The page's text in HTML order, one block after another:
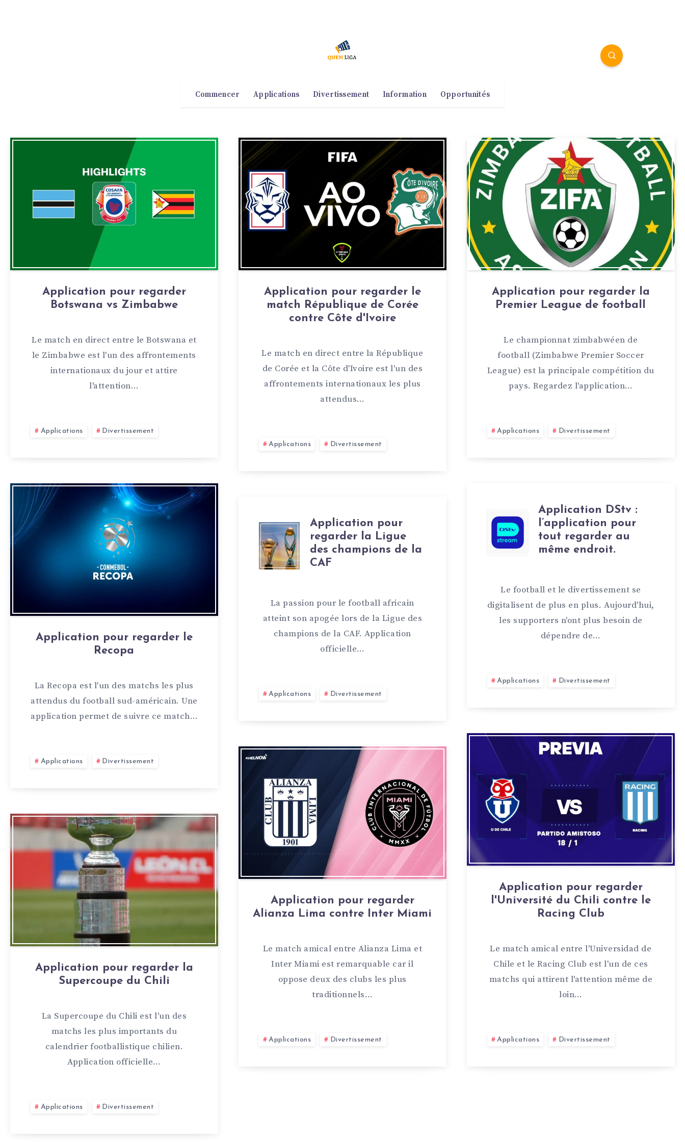
Commencer Applications Divertissement Information Opportunités
Application pour regarder
Botswana vs Zimbabwe
Le match en direct entre le Botswana et
le Zimbabwe est l'un des affrontements
internationaux du jour et attire
l'attention…
Applications Divertissement
Application pour regarder le
match République de Corée
contre Côte d'Ivoire
Le match en direct entre la République
de Corée et la Côte d'Ivoire est l'un des
affrontements internationaux les plus
attendus…
Applications Divertissement
Application pour regarder la
Premier League de football
Le championnat zimbabwéen de
football (Zimbabwe Premier Soccer
League) est la principale compétition du
pays. Regardez l'application…
Applications Divertissement
Application pour regarder le
Recopa
La Recopa est l'un des matchs les plus
attendus du football sud-américain. Une
application permet de suivre ce match…
Applications Divertissement
Application pour
regarder la Ligue
des champions de la
CAF
La passion pour le football africain
atteint son apogée lors de la Ligue des
champions de la CAF. Application
officielle…
Applications Divertissement
Application DStv :
l’application pour
tout regarder au
même endroit.
Le football et le divertissement se
digitalisent de plus en plus. Aujourd'hui,
les supporters n'ont plus besoin de
dépendre de…
Applications Divertissement
Application pour regarder la
Supercoupe du Chili
La Supercoupe du Chili est l'un des
matchs les plus importants du
calendrier footballistique chilien.
Application officielle…
Applications Divertissement
Application pour regarder
Alianza Lima contre Inter Miami
Le match amical entre Alianza Lima et
Inter Miami est remarquable car il
oppose deux des clubs les plus
traditionnels…
Applications Divertissement
Application pour regarder
l'Université du Chili contre le
Racing Club
Le match amical entre l'Universidad de
Chile et le Racing Club est l'un de ces
matchs qui attirent l'attention même de
loin…
Applications Divertissement